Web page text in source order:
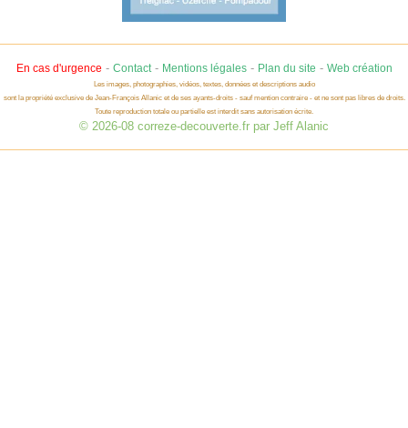
En cas d'urgence - Contact- Mentions légales- Plan du site - Web création
Les images, photographies, vidéos, textes, données et descriptions audio
sont la propriété exclusive de Jean-François Allanic et de ses ayants-droits - sauf mention contraire - et ne sont pas libres de droits.
Toute reproduction totale ou partielle est interdit sans autorisation écrite.
© 2026-08 correze-decouverte.fr par Jeff Alanic